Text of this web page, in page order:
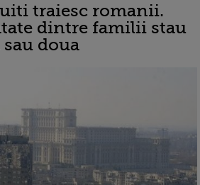
traiesc romanii.
dintre familii stau
doua